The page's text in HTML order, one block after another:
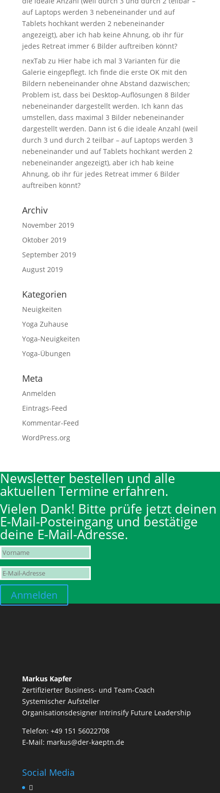
auf Laptops werden 3 nebeneinander und auf
Tablets hochkant werden 2 nebeneinander
angezeigt), aber ich hab keine Ahnung, ob ihr für
jedes Retreat immer 6 Bilder auftreiben könnt?
nexTab zu Hier habe ich mal 3 Varianten für die
Galerie eingepflegt. Ich finde die erste OK mit den
Bildern nebeneinander ohne Abstand dazwischen;
Problem ist, dass bei Desktop-Auflösungen 8 Bilder
nebeneinander dargestellt werden. Ich kann das
umstellen, dass maximal 3 Bilder nebeneinander
dargestellt werden. Dann ist 6 die ideale Anzahl (weil
durch 3 und durch 2 teilbar – auf Laptops werden 3
nebeneinander und auf Tablets hochkant werden 2
nebeneinander angezeigt), aber ich hab keine
Ahnung, ob ihr für jedes Retreat immer 6 Bilder
auftreiben könnt?
Archiv
November 2019
Oktober 2019
September 2019
August 2019
Kategorien
Neuigkeiten
Yoga Zuhause
Yoga-Neuigkeiten
Yoga-Übungen
Meta
Anmelden
Eintrags-Feed
Kommentar-Feed
WordPress.org
Newsletter bestellen und alle
aktuellen Termine erfahren.
Vielen Dank! Bitte prüfe jetzt deinen
E-Mail-Posteingang und bestätige
deine E-Mail-Adresse.
Anmelden
Markus Kapfer
Zertifizierter Business- und Team-Coach
Systemischer Aufsteller
Organisationsdesigner Intrinsify Future Leadership
Telefon: +49 151 56022708
E-Mail: markus@der-kaeptn.de
Social Media
